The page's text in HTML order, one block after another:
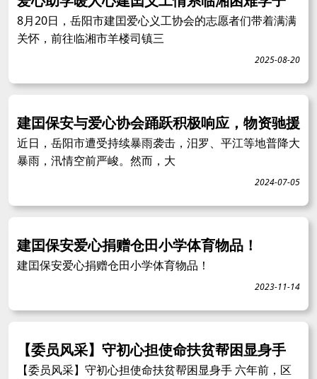
8月20日，岳阳市建囯爱心义工协会的志愿者们带着满满
关怀，前往临湘市羊楼司镇三
2025-08-20
建囯保安与爱心协会踊跃积极响应，物资驰援
近日，岳阳市遭受持续暴雨袭击，汨罗、平江等地普降大
暴雨，汛情空前严峻。然而，大
2024-07-05
建囯保安爱心捐赠仓田小学体育物品！
建囯保安爱心捐赠仓田小学体育物品！
2023-11-14
【委员风采】守初心担使命扶贫帮困显身手
【委员风采】守初心担使命扶贫帮困显身手 六年前，区